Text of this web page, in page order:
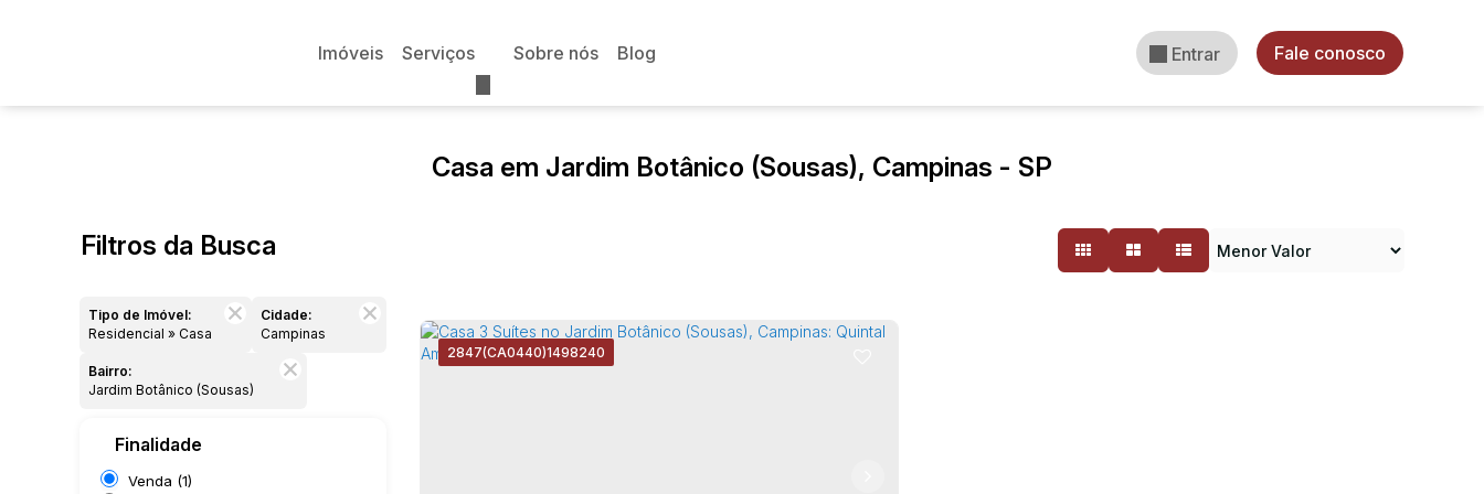
Fale conosco
Entrar
Blog
Sobre nós
Serviços
Imóveis
Casa em Jardim Botânico (Sousas), Campinas - SP
Filtros da Busca
Tipo de Imóvel:
Residencial » Casa
Cidade:
Campinas
Bairro:
Jardim Botânico (Sousas)
Finalidade
Venda (1)
2847(CA0440)1498240